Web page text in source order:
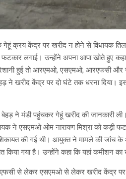
गेहूं क्रय केंद्र पर खरीद न होने से विधायक
लगाई। उन्होंने अपना आपा खोते हुए
हुई तो आरएमओ, एसएमओ, आरएफसी और
ने खरीद केंद्र पर दो घंटे तक धरना दिया।
ने मंडी पहुंचकर गेहूं खरीद की जानकारी
ने एसएमओ ओम नारायण मिश्रा को कड़ी
की गई थी। आयुक्त ने मामले की जांच
किया गया है। उन्होंने कहा कि यहां
से लेकर एसएमओ से लेकर खरीद केंद्र पर